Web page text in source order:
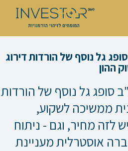
גל נוסף של הורדות דירוג
ההון
סופג גל נוסף של הורדות
ממשיכה לשקוע,
לזה מחיר, וגם - ניתוח
אוסטרלית מעניינת